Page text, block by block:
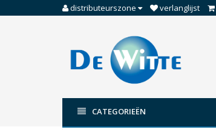
distributeurszone verlanglijst
CATEGORIEËN